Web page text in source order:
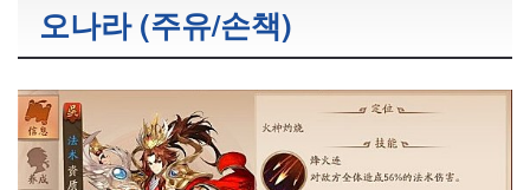
오나라 (주유/손책)